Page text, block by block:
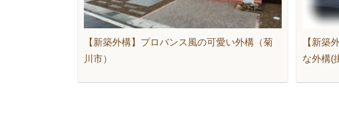
【新築外構】プロバンス風の可愛い外構（菊
川市）
【新築
な外構(